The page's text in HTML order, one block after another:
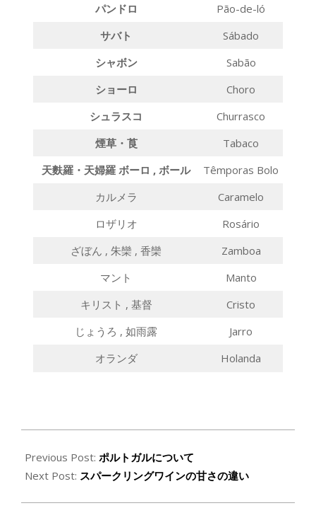
パンドロ
Pão-de-ló
サバト
Sábado
シャボン
Sabão
ショーロ
Choro
シュラスコ
Churrasco
煙草・ 莨
Tabaco
天麩羅・天婦羅 ボーロ , ボール
Têmporas Bolo
カルメラ
Caramelo
ロザリオ
Rosário
ざぼん , 朱欒 , 香欒
Zamboa
マント
Manto
キリスト , 基督
Cristo
じょうろ , 如雨露
Jarro
オランダ
Holanda
08-
19
Previous Post: ポルトガルについて
Next Post: スパークリングワインの甘さの違い